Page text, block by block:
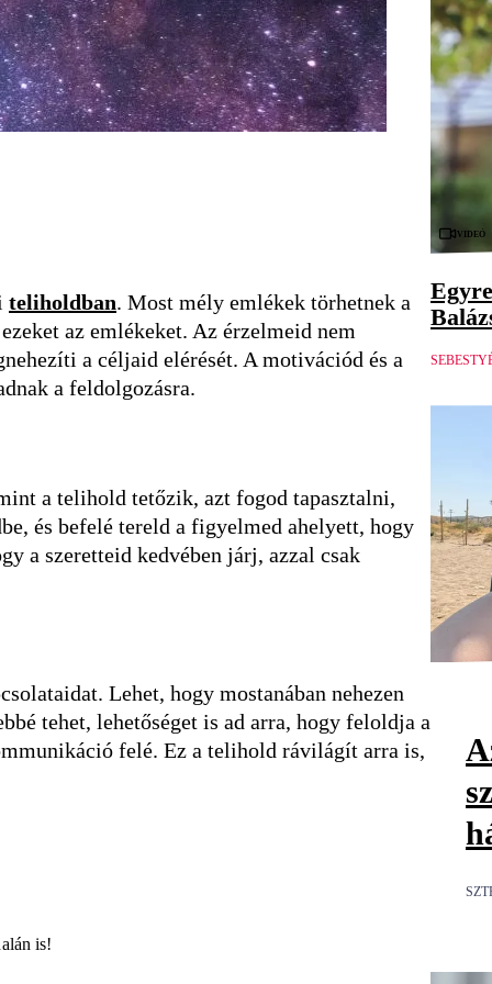
teliholdban. Most mély emlékek törhetnek a
az emlékeket. Az érzelmeid nem
a céljaid elérését. A motivációd és a
a feldolgozásra.
a telihold tetőzik, azt fogod tapasztalni,
és befelé tereld a figyelmed ahelyett, hogy
a szeretteid kedvében járj, azzal csak
Lehet, hogy mostanában nehezen
tehet, lehetőséget is ad arra, hogy feloldja a
felé. Ez a telihold rávilágít arra is,
is!
Videó